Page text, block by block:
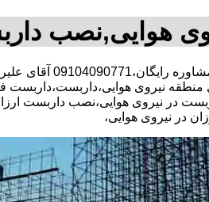
هوایی,نصب
30 در صد تخفیف
منطقه نیروی
در نیروی هوایی،نصب داربست
در نیروی هوایی،